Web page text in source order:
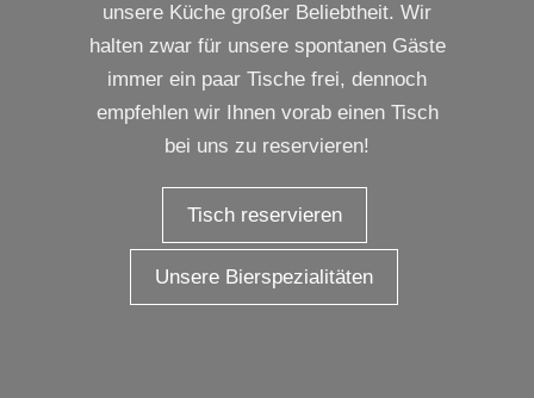
unsere Küche großer Beliebtheit. Wir
halten zwar für unsere spontanen Gäste
immer ein paar Tische frei, dennoch
empfehlen wir Ihnen vorab einen Tisch
bei uns zu reservieren!
Tisch reservieren
Unsere Bierspezialitäten